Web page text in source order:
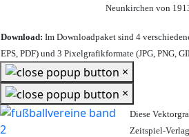
Neunkirchen von
Download: Im Downloadpaket sind 4
EPS, PDF) und 3 Pixelgrafikformate (JPG, PNG,
×
×
Diese
Zeitspiel-